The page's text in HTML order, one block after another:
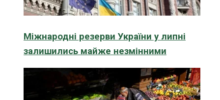
Міжнародні резерви України у липні
залишились майже незмінними